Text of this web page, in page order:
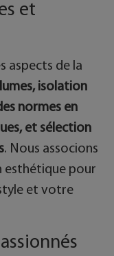
et
aspects de la
isolation
normes en
et sélection
. Nous associons
esthétique pour
et votre